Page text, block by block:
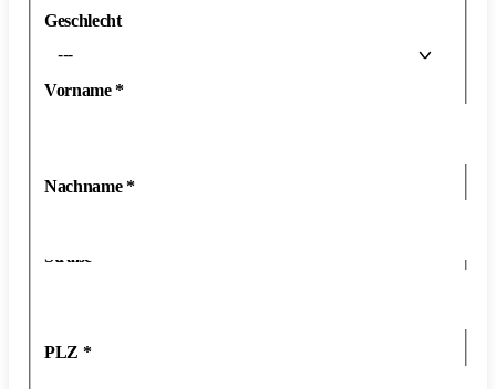
Geschlecht
---
Vorname*
Nachname*
Straße
PLZ *